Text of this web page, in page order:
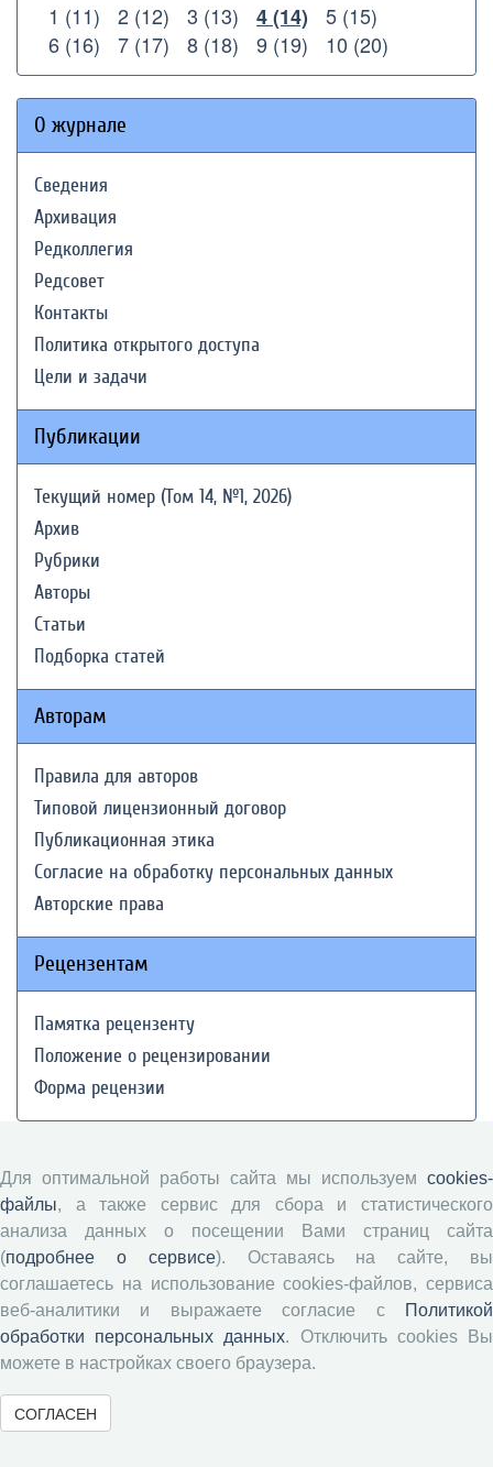
1 (11) 2 (12) 3 (13) 4 (14)
5 (15)
6 (16)
7 (17) 8 (18) 9 (19) 10 (20)
О журнале
Сведения
Архивация
Редколлегия
Редсовет
Контакты
Политика открытого доступа
Цели и задачи
Публикации
Текущий номер (Том 14, №1, 2026)
Архив
Рубрики
Авторы
Статьи
Подборка статей
Авторам
Правила для авторов
Типовой лицензионный договор
Публикационная этика
Согласие на обработку персональных данных
Авторские права
Рецензентам
Памятка рецензенту
Положение о рецензировании
Форма рецензии
Журналы ВолНЦ РАН
Экономические и социальные перемены
Проблемы развития территории
Вопросы территориального развития
Социальное пространство
Юный экономист
Для оптимальной работы сайта мы используем cookies-
файлы, а также сервис для сбора и статистического
анализа данных о посещении Вами страниц сайта
(подробнее о сервисе). Оставаясь на сайте, вы
соглашаетесь на использование cookies-файлов, сервиса
веб-аналитики и выражаете согласие с
Политикой
обработки персональных данных. Отключить cookies Вы
можете в настройках своего браузера.
СОГЛАСЕН